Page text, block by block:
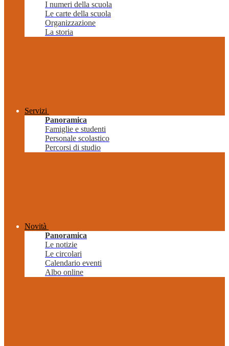
I numeri della scuola
Le carte della scuola
Organizzazione
La storia
Servizi
Panoramica
Famiglie e studenti
Personale scolastico
Percorsi di studio
Novità
Panoramica
Le notizie
Le circolari
Calendario eventi
Albo online